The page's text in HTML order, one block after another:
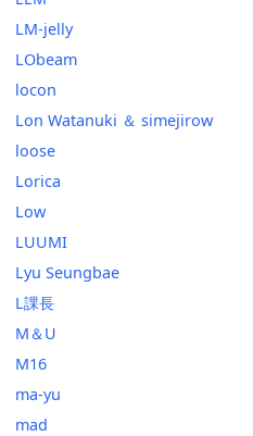
LM-jelly
LObeam
locon
Lon Watanuki ＆ simejirow
loose
Lorica
Low
LUUMI
Lyu Seungbae
L課長
M＆U
M16
ma-yu
mad